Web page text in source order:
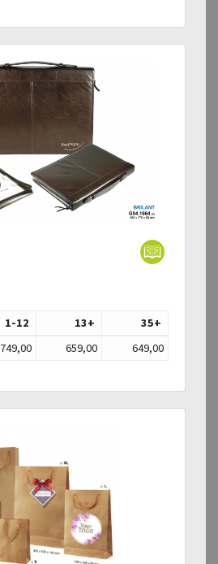
1-12 13+ 35+
749,00 659,00 649,00